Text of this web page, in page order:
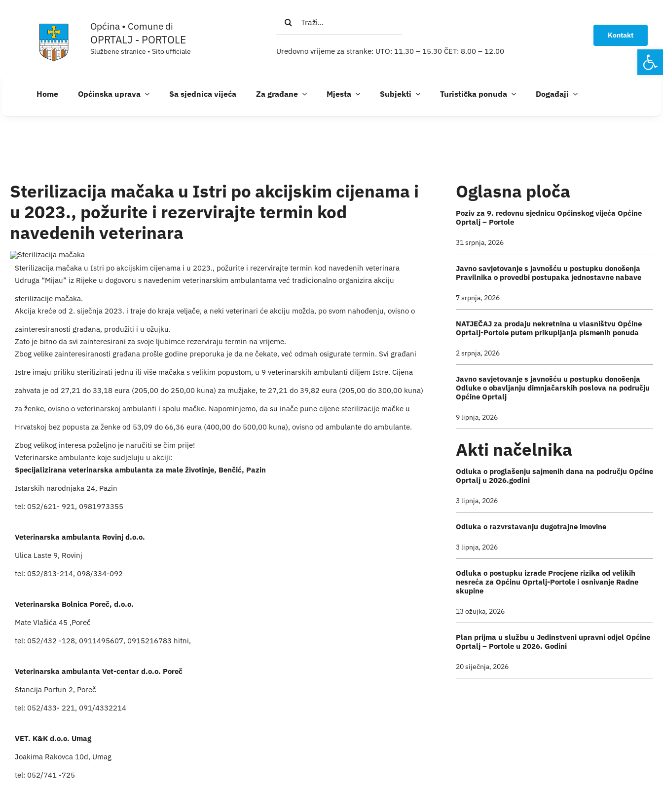
Općina • Comune di
OPRTALJ - PORTOLE
Službene stranice • Sito ufficiale
Traži...
Uredovno vrijeme za stranke: UTO: 11.30 – 15.30 ČET: 8.00 – 12.00
Kontakt
Home Općinska uprava Sa sjednica vijeća Za građane Mjesta Subjekti Turistička ponuda Događaji
Sterilizacija mačaka u Istri po akcijskim cijenama i
u 2023., požurite i rezervirajte termin kod
navedenih veterinara
Sterilizacija mačaka u Istri po akcijskim cijenama i u 2023., požurite i rezervirajte termin kod navedenih veterinara
Udruga “Mijau” iz Rijeke u dogovoru s navedenim veterinarskim ambulantama već tradicionalno organizira akciju
sterilizacije mačaka.
Akcija kreće od 2. siječnja 2023. i traje do kraja veljače, a neki veterinari će akciju možda, po svom nahođenju, ovisno o
zainteresiranosti građana, produžiti i u ožujku.
Zato je bitno da svi zainteresirani za svoje ljubimce rezerviraju termin na vrijeme.
Zbog velike zainteresiranosti građana prošle godine preporuka je da ne čekate, već odmah osigurate termin. Svi građani
Istre imaju priliku sterilizirati jednu ili više mačaka s velikim popustom, u 9 veterinarskih ambulanti diljem Istre. Cijena
zahvata je od 27,21 do 33,18 eura (205,00 do 250,00 kuna) za mužjake, te 27,21 do 39,82 eura (205,00 do 300,00 kuna)
za ženke, ovisno o veterinarskoj ambulanti i spolu mačke. Napominjemo, da su inače pune cijene sterilizacije mačke u
Hrvatskoj bez popusta za ženke od 53,09 do 66,36 eura (400,00 do 500,00 kuna), ovisno od ambulante do ambulante.
Zbog velikog interesa poželjno je naručiti se čim prije!
Veterinarske ambulante koje sudjeluju u akciji:
Specijalizirana veterinarska ambulanta za male životinje, Benčić, Pazin
Istarskih narodnjaka 24, Pazin
tel: 052/621- 921, 0981973355
Veterinarska ambulanta Rovinj d.o.o.
Ulica Laste 9, Rovinj
tel: 052/813-214, 098/334-092
Veterinarska Bolnica Poreč, d.o.o.
Mate Vlašića 45 ,Poreč
tel: 052/432 -128, 0911495607, 0915216783 hitni,
Veterinarska ambulanta Vet-centar d.o.o. Poreč
Stancija Portun 2, Poreč
tel: 052/433- 221, 091/4332214
VET. K&K d.o.o. Umag
Joakima Rakovca 10d, Umag
tel: 052/741 -725
Oglasna ploča
Poziv za 9. redovnu sjednicu Općinskog vijeća Općine
Oprtalj – Portole
31 srpnja, 2026
Javno savjetovanje s javnošću u postupku donošenja
Pravilnika o provedbi postupaka jednostavne nabave
7 srpnja, 2026
NATJEČAJ za prodaju nekretnina u vlasništvu Općine
Oprtalj-Portole putem prikupljanja pismenih ponuda
2 srpnja, 2026
Javno savjetovanje s javnošću u postupku donošenja
Odluke o obavljanju dimnjačarskih poslova na području
Općine Oprtalj
9 lipnja, 2026
Akti načelnika
Odluka o proglašenju sajmenih dana na području Općine
Oprtalj u 2026.godini
3 lipnja, 2026
Odluka o razvrstavanju dugotrajne imovine
3 lipnja, 2026
Odluka o postupku izrade Procjene rizika od velikih
nesreća za Općinu Oprtalj-Portole i osnivanje Radne
skupine
13 ožujka, 2026
Plan prijma u službu u Jedinstveni upravni odjel Općine
Oprtalj – Portole u 2026. Godini
20 siječnja, 2026